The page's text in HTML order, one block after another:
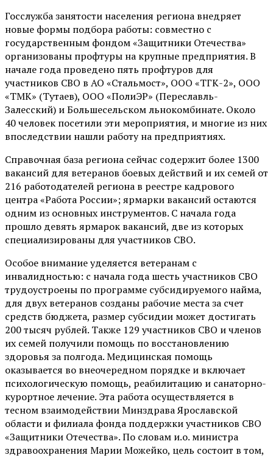
Госслужба занятости населения региона внедряет
новые формы подбора работы: совместно с
государственным фондом «Защитники Отечества»
организованы профтуры на крупные предприятия. В
начале года проведено пять профтуров для
участников СВО в АО «Стальмост», ООО «ТГК-2», ООО
«ТМК» (Тутаев), ООО «ПолиЭР» (Переславль-
Залесский) и Большесельском льнокомбинате. Около
40 человек посетили эти мероприятия, и многие из них
впоследствии нашли работу на предприятиях.
Справочная база региона сейчас содержит более 1300
вакансий для ветеранов боевых действий и их семей от
216 работодателей региона в реестре кадрового
центра «Работа России»; ярмарки вакансий остаются
одним из основных инструментов. С начала года
прошло девять ярмарок вакансий, две из которых
специализированы для участников СВО.
Особое внимание уделяется ветеранам с
инвалидностью: с начала года шесть участников СВО
трудоустроены по программе субсидируемого найма,
для двух ветеранов созданы рабочие места за счет
средств бюджета, размер субсидии может достигать
200 тысяч рублей. Также 129 участников СВО и членов
их семей получили помощь по восстановлению
здоровья за полгода. Медицинская помощь
оказывается во внеочередном порядке и включает
психологическую помощь, реабилитацию и санаторно-
курортное лечение. Эта работа осуществляется в
тесном взаимодействии Минздрава Ярославской
области и филиала фонда поддержки участников СВО
«Защитники Отечества». По словам и.о. министра
здравоохранения Марии Можейко, цель состоит в том,